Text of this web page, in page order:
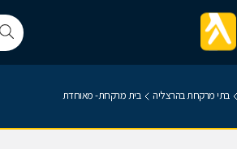
בתי מרקחת בהרצליה בית מרקחת- מאוחדת